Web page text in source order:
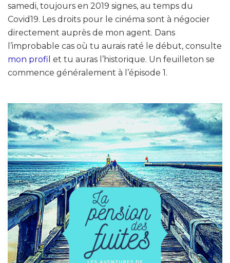
samedi, toujours en 2019 signes, au temps du
Covid19. Les droits pour le cinéma sont à négocier
directement auprès de mon agent. Dans
l’improbable cas où tu aurais raté le début, consulte
mon profil et tu auras l’historique. Un feuilleton se
commence généralement à l’épisode 1.